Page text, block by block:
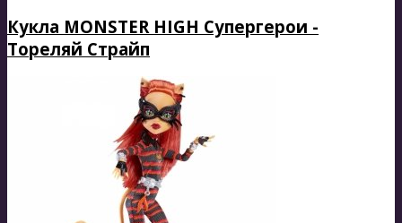
Кукла MONSTER HIGH Супергерои -
Тореляй Страйп